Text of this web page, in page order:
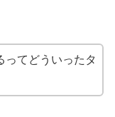
ってどういったタ